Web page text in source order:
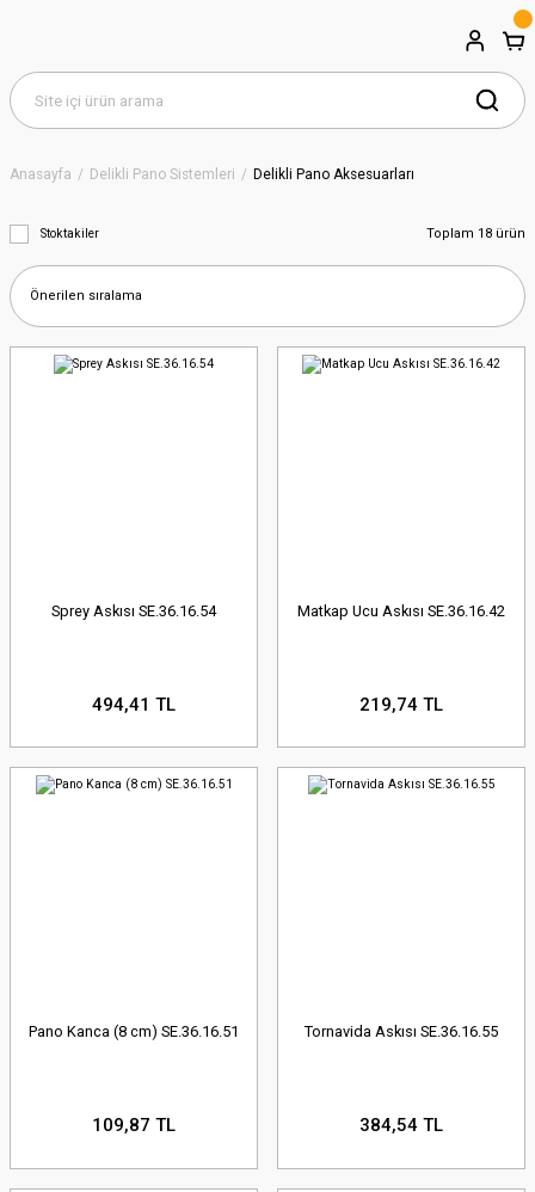
Anasayfa Delikli Pano Sistemleri Delikli Pano Aksesuarları
Stoktakiler Toplam 18 ürün
Sprey Askısı SE.36.16.54
494,41 TL
Matkap Ucu Askısı SE.36.16.42
219,74 TL
Pano Kanca (8 cm) SE.36.16.51
109,87 TL
Tornavida Askısı SE.36.16.55
384,54 TL